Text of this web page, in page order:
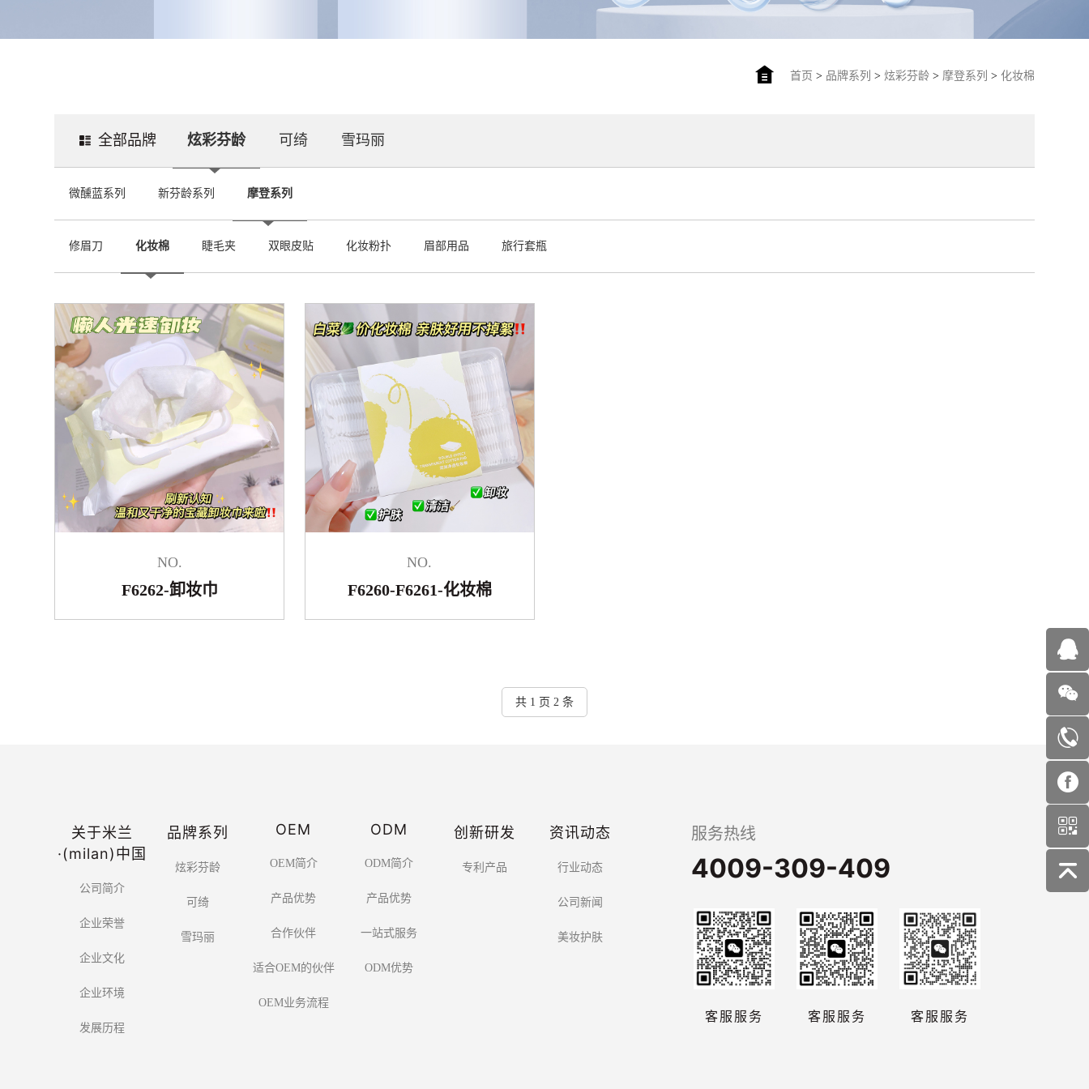
首页 > 品牌系列 > 炫彩芬龄> 摩登系列 > 化妆棉
全部品牌 炫彩芬龄 可绮 雪玛丽
微醺蓝系列 新芬龄系列 摩登系列
修眉刀 化妆棉 睫毛夹 双眼皮贴 化妆粉扑 眉部用品 旅行套瓶
NO.
F6262-卸妆巾
NO.
F6260-F6261-化妆棉
共 1 页 2 条
关于米兰
·(milan)中国
公司简介
企业荣誉
企业文化
企业环境
发展历程
品牌系列
炫彩芬龄
可绮
雪玛丽
OEM
OEM简介
产品优势
合作伙伴
适合OEM的伙伴
OEM业务流程
ODM
ODM简介
产品优势
一站式服务
ODM优势
创新研发
专利产品
资讯动态
行业动态
公司新闻
美妆护肤
服务热线
4009-309-409
客服服务 客服服务 客服服务